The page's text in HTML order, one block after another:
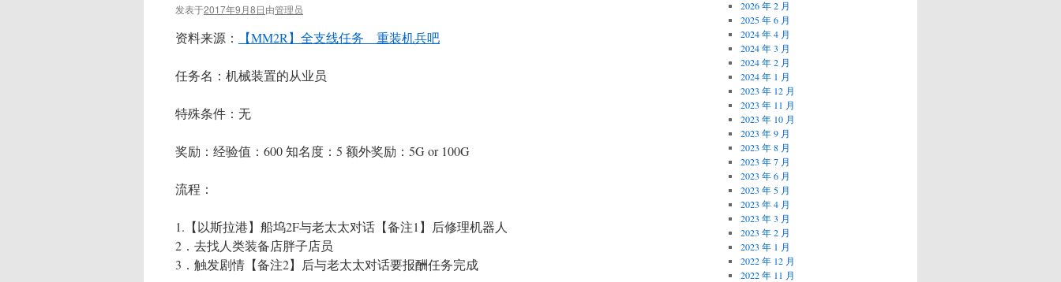
发表于2017年9月8日由管理员
资料来源： 【MM2R】全支线任务__重装机兵吧
任务名：机械装置的从业员
特殊条件：无
奖励：经验值：600 知名度：5 额外奖励：5G or 100G
流程：
1.【以斯拉港】船坞2F与老太太对话【备注1】后修理机器人
2．去找人类装备店胖子店员
3．触发剧情【备注2】后与老太太对话要报酬任务完成
2026 年 2 月
2025 年 6 月
2024 年 4 月
2024 年 3 月
2024 年 2 月
2024 年 1 月
2023 年 12 月
2023 年 11 月
2023 年 10 月
2023 年 9 月
2023 年 8 月
2023 年 7 月
2023 年 6 月
2023 年 5 月
2023 年 4 月
2023 年 3 月
2023 年 2 月
2023 年 1 月
2022 年 12 月
2022 年 11 月